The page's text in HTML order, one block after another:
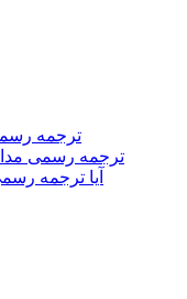
ترجمه
ترجمه رسمی
آیا ترجمه